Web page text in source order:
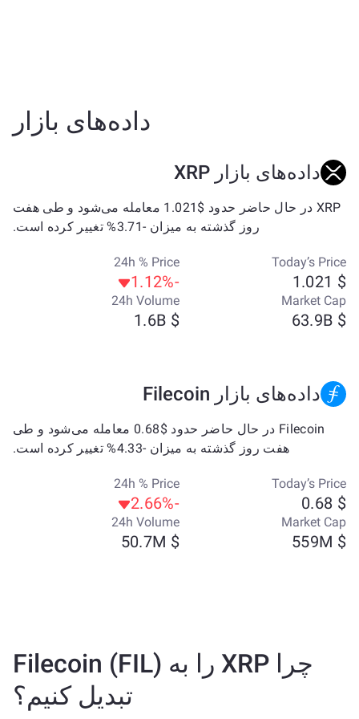
داده‌های بازار
داده‌های بازار XRP
XRP در حال حاضر حدود $1.021 معامله می‌شود و طی هفت
روز گذشته به میزان -3.71% تغییر کرده است.
Today’s Price
$ 1.021
24h % Price
-1.12%
Market Cap
$ 63.9B
24h Volume
$ 1.6B
داده‌های بازار Filecoin
Filecoin در حال حاضر حدود $0.68 معامله می‌شود و طی
هفت روز گذشته به میزان -4.33% تغییر کرده است.
Today’s Price
$ 0.68
24h % Price
-2.66%
Market Cap
$ 559M
24h Volume
$ 50.7M
چرا XRP را به Filecoin (FIL)
تبدیل کنیم؟